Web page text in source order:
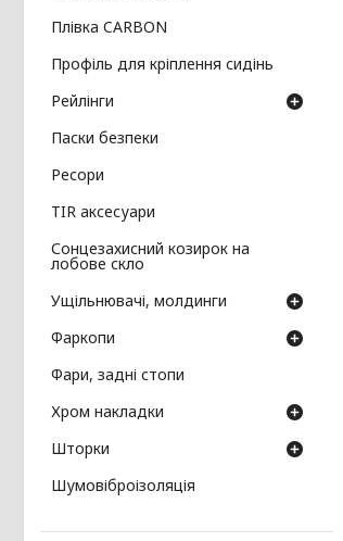
Плівка CARBON
Профіль для кріплення сидінь
Рейлінги
Паски безпеки
Ресори
TIR аксесуари
Сонцезахисний козирок на
лобове скло
Ущільнювачі, молдинги
Фаркопи
Фари, задні стопи
Хром накладки
Шторки
Шумовіброізоляція